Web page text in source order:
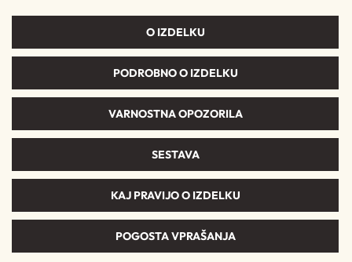
O IZDELKU
PODROBNO O IZDELKU
VARNOSTNA OPOZORILA
SESTAVA
KAJ PRAVIJO O IZDELKU
POGOSTA VPRAŠANJA